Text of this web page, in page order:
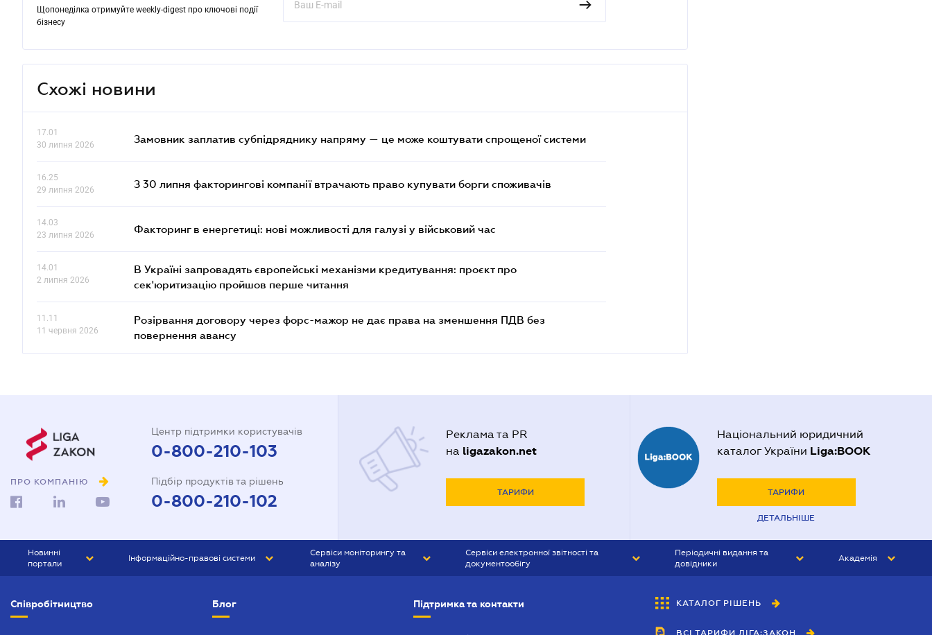
Щопонеділка отримуйте weekly-digest про ключові події
бізнесу
Схожі новини
17.01
30 липня 2026
Замовник заплатив субпідряднику напряму — це може коштувати спрощеної системи
16.25
29 липня 2026
З 30 липня факторингові компанії втрачають право купувати борги споживачів
14.03
23 липня 2026
Факторинг в енергетиці: нові можливості для галузі у військовий час
14.01
2 липня 2026
В Україні запровадять європейські механізми кредитування: проєкт про
сек'юритизацію пройшов перше читання
11.11
11 червня 2026
Розірвання договору через форс-мажор не дає права на зменшення ПДВ без
повернення авансу
ПРО КОМПАНІЮ
Центр підтримки користувачів
0-800-210-103
Підбір продуктів та рішень
0-800-210-102
Реклама та PR
на ligazakon.net
ТАРИФИ
Національний юридичний
каталог України Liga:BOOK
ТАРИФИ
ДЕТАЛЬНІШЕ
Новинні
портали
БІЗНЕС
Інформаційно-правові системи
Сервіси моніторингу та
аналізу
Сервіси електронної звітності та
документообігу
Періодичні видання та
довідники
БУХГАЛТЕР&ЗАКОН
Академія
Співробітництво Блог Підтримка та контакти КАТАЛОГ РІШЕНЬ
ВСІ ТАРИФИ ЛІГА:ЗАКОН